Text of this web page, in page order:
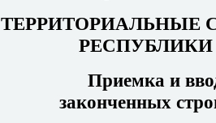
ТЕРРИТОРИАЛЬНЫЕ
РЕСПУБЛИКИ
Приемка и
законченных